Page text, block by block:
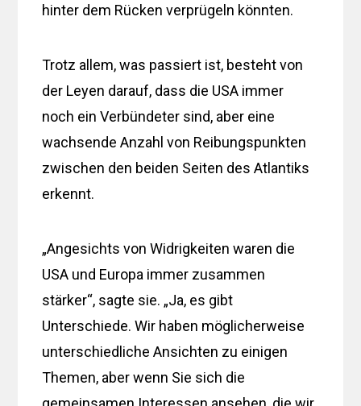
hinter dem Rücken verprügeln könnten.
Trotz allem, was passiert ist, besteht von
der Leyen darauf, dass die USA immer
noch ein Verbündeter sind, aber eine
wachsende Anzahl von Reibungspunkten
zwischen den beiden Seiten des Atlantiks
erkennt.
„Angesichts von Widrigkeiten waren die
USA und Europa immer zusammen
stärker“, sagte sie. „Ja, es gibt
Unterschiede. Wir haben möglicherweise
unterschiedliche Ansichten zu einigen
Themen, aber wenn Sie sich die